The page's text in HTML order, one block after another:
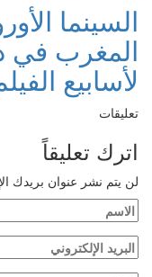
السينما
المغرب في
لأسابيع
تعليقات
اترك تعليقاً
لن يتم نشر عنوان بريدك